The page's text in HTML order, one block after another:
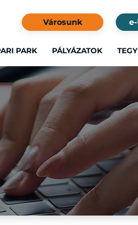
Városunk
PARK PÁLYÁZATOK